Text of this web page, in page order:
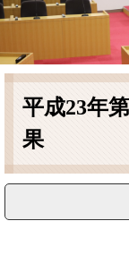
本
平成23年
果